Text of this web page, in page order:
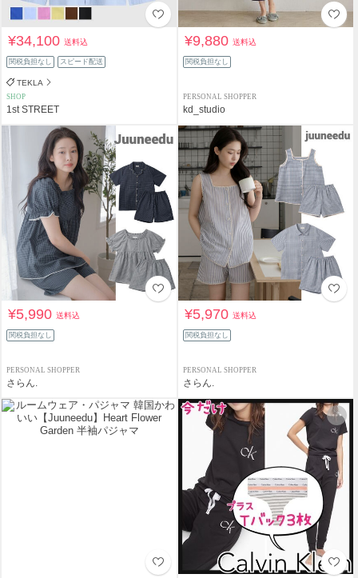
¥34,100送料込
関税負担なし スピード配送
TEKLA
SHOP
1st STREET
¥9,880送料込
関税負担なし
PERSONAL SHOPPER
kd_studio
¥5,990送料込
関税負担なし
PERSONAL SHOPPER
さらん.
¥5,970送料込
関税負担なし
PERSONAL SHOPPER
さらん.